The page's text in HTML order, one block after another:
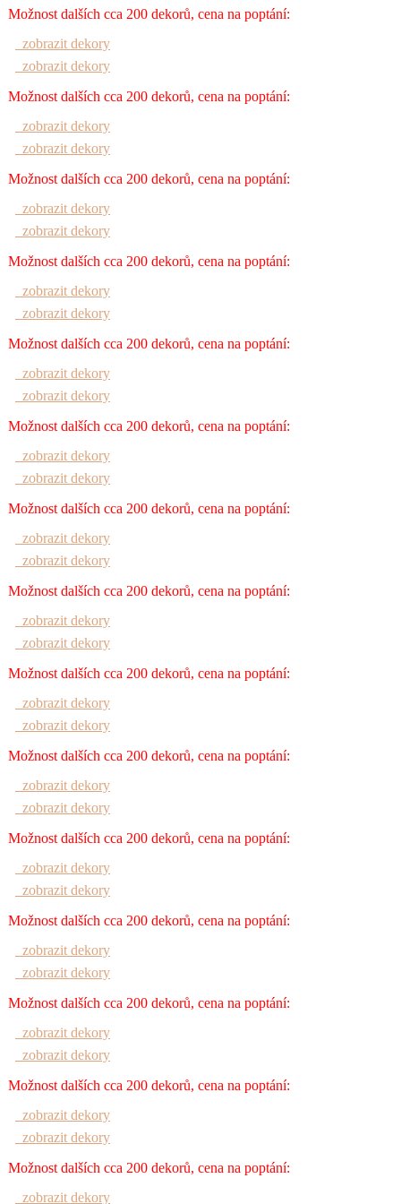
Možnost dalších cca 200 dekorů, cena na poptání:
zobrazit dekory
zobrazit dekory
Možnost dalších cca 200 dekorů, cena na poptání:
zobrazit dekory
zobrazit dekory
Možnost dalších cca 200 dekorů, cena na poptání:
zobrazit dekory
zobrazit dekory
Možnost dalších cca 200 dekorů, cena na poptání:
zobrazit dekory
zobrazit dekory
Možnost dalších cca 200 dekorů, cena na poptání:
zobrazit dekory
zobrazit dekory
Možnost dalších cca 200 dekorů, cena na poptání:
zobrazit dekory
zobrazit dekory
Možnost dalších cca 200 dekorů, cena na poptání:
zobrazit dekory
zobrazit dekory
Možnost dalších cca 200 dekorů, cena na poptání:
zobrazit dekory
zobrazit dekory
Možnost dalších cca 200 dekorů, cena na poptání:
zobrazit dekory
zobrazit dekory
Možnost dalších cca 200 dekorů, cena na poptání:
zobrazit dekory
zobrazit dekory
Možnost dalších cca 200 dekorů, cena na poptání:
zobrazit dekory
zobrazit dekory
Možnost dalších cca 200 dekorů, cena na poptání:
zobrazit dekory
zobrazit dekory
Možnost dalších cca 200 dekorů, cena na poptání:
zobrazit dekory
zobrazit dekory
Možnost dalších cca 200 dekorů, cena na poptání:
zobrazit dekory
zobrazit dekory
Možnost dalších cca 200 dekorů, cena na poptání:
zobrazit dekory